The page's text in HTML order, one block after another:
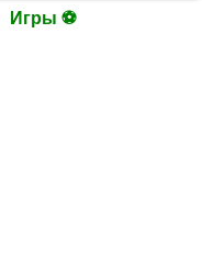
Игры ⚽